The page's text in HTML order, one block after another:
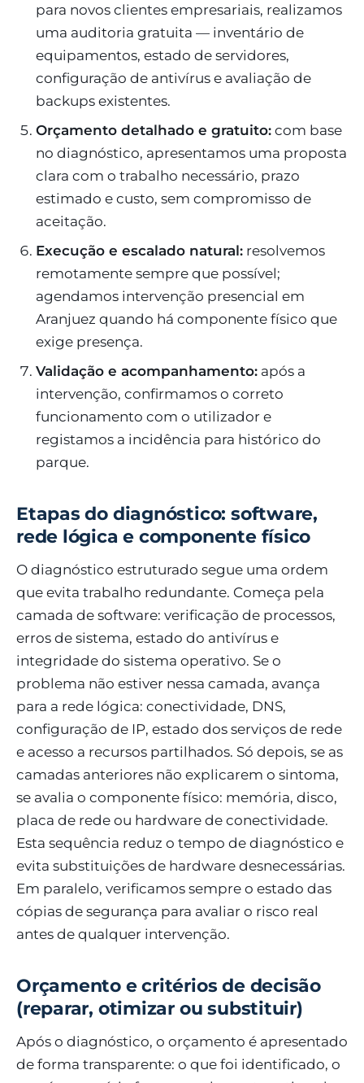
para novos clientes empresariais, realizamos
uma auditoria gratuita — inventário de
equipamentos, estado de servidores,
configuração de antivírus e avaliação de
backups existentes.
Orçamento detalhado e gratuito: com base
no diagnóstico, apresentamos uma proposta
clara com o trabalho necessário, prazo
estimado e custo, sem compromisso de
aceitação.
Execução e escalado natural: resolvemos
remotamente sempre que possível;
agendamos intervenção presencial em
Aranjuez quando há componente físico que
exige presença.
Validação e acompanhamento: após a
intervenção, confirmamos o correto
funcionamento com o utilizador e
registamos a incidência para histórico do
parque.
Etapas do diagnóstico: software,
rede lógica e componente físico
O diagnóstico estruturado segue uma ordem
que evita trabalho redundante. Começa pela
camada de software: verificação de processos,
erros de sistema, estado do antivírus e
integridade do sistema operativo. Se o
problema não estiver nessa camada, avança
para a rede lógica: conectividade, DNS,
configuração de IP, estado dos serviços de rede
e acesso a recursos partilhados. Só depois, se as
camadas anteriores não explicarem o sintoma,
se avalia o componente físico: memória, disco,
placa de rede ou hardware de conectividade.
Esta sequência reduz o tempo de diagnóstico e
evita substituições de hardware desnecessárias.
Em paralelo, verificamos sempre o estado das
cópias de segurança para avaliar o risco real
antes de qualquer intervenção.
Orçamento e critérios de decisão
(reparar, otimizar ou substituir)
Após o diagnóstico, o orçamento é apresentado
de forma transparente: o que foi identificado, o